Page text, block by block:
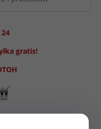
24
gratis!